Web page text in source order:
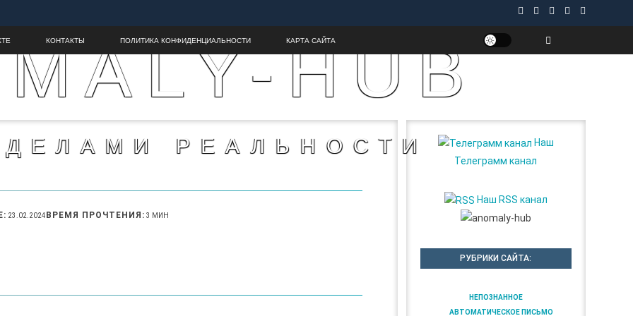
HUB
РЕАЛЬНОСТИ
КОНТАКТЫ ПОЛИТИКА КОНФИДЕНЦИАЛЬНОСТИ КАРТА САЙТА
23.02.2024 ВРЕМЯ ПРОЧТЕНИЯ: 3 МИН
Наш
Телеграмм канал
Наш RSS канал
РУБРИКИ САЙТА:
НЕПОЗНАННОЕ
АВТОМАТИЧЕСКОЕ ПИСЬМО